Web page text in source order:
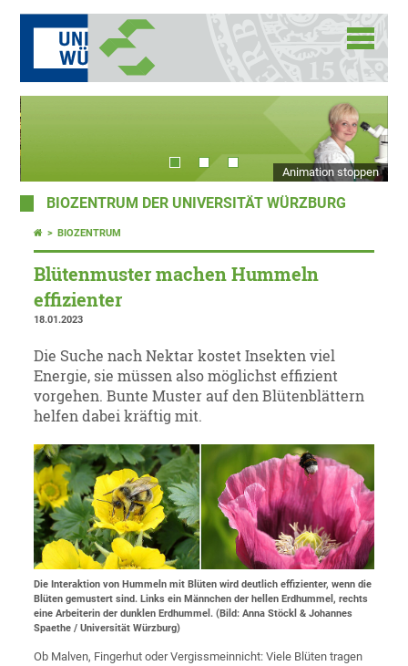
Animation stoppen
BIOZENTRUM DER UNIVERSITÄT WÜRZBURG
BIOZENTRUM
Blütenmuster machen Hummeln
effizienter
18.01.2023
Die Suche nach Nektar kostet Insekten viel
Energie, sie müssen also möglichst effizient
vorgehen. Bunte Muster auf den Blütenblättern
helfen dabei kräftig mit.
Die Interaktion von Hummeln mit Blüten wird deutlich effizienter, wenn die
Blüten gemustert sind. Links ein Männchen der hellen Erdhummel, rechts
eine Arbeiterin der dunklen Erdhummel. (Bild: Anna Stöckl & Johannes
Spaethe / Universität Würzburg)
Ob Malven, Fingerhut oder Vergissmeinnicht: Viele Blüten tragen